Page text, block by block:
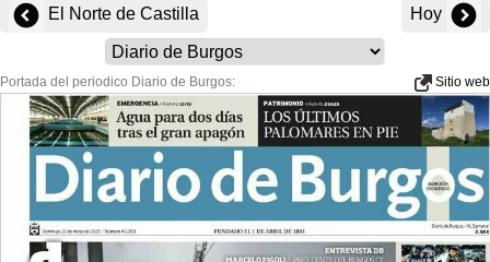
El Norte de Castilla Hoy
Portada del periodico Diario de Burgos: Sitio web